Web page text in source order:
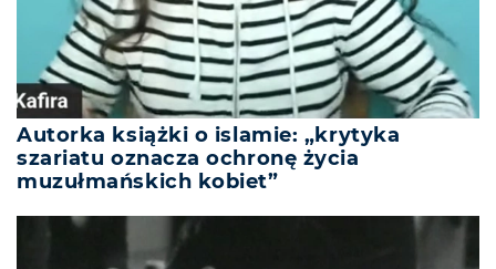
Autorka książki o islamie: „krytyka
szariatu oznacza ochronę życia
muzułmańskich kobiet”